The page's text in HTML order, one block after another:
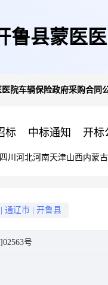
鲁县蒙医
院车辆保险政府采购合同
标 中标通知 开标
四川 河北河南天津山西内蒙古
通辽市 开鲁县
号